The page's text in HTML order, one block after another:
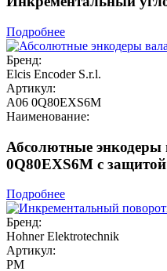
Подробнее
Бренд:
Elcis Encoder S.r.l.
Артикул:
A06 0Q80EXS6M
Наименование:
Абсолютные энкодеры
0Q80EXS6M с
Подробнее
Бренд:
Hohner Elektrotechnik
Артикул:
PM